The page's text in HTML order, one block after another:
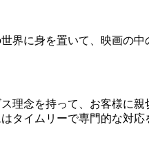
界に身を置いて、映画の
理念を持って、お客様に
タイムリーで専門的な対応